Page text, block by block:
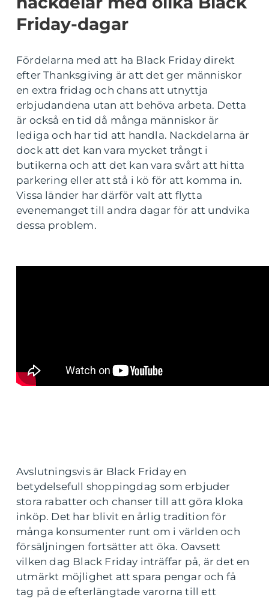
Friday-dagar
Fördelarna med att ha Black Friday direkt
efter Thanksgiving är att det ger människor
en extra fridag och chans att utnyttja
erbjudandena utan att behöva arbeta. Detta
är också en tid då många människor är
lediga och har tid att handla. Nackdelarna är
dock att det kan vara mycket trångt i
butikerna och att det kan vara svårt att hitta
parkering eller att stå i kö för att komma in.
Vissa länder har därför valt att flytta
evenemanget till andra dagar för att undvika
dessa problem.
Avslutningsvis är Black Friday en
betydelsefull shoppingdag som erbjuder
stora rabatter och chanser till att göra kloka
inköp. Det har blivit en årlig tradition för
många konsumenter runt om i världen och
försäljningen fortsätter att öka. Oavsett
vilken dag Black Friday inträffar på, är det en
utmärkt möjlighet att spara pengar och få
tag på de efterlängtade varorna till ett